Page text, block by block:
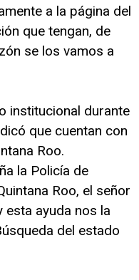
a la página del
que tengan, de
se los vamos a
institucional durante
que cuentan con
Roo.
la Policía de
Roo, el señor
ayuda nos la
del estado